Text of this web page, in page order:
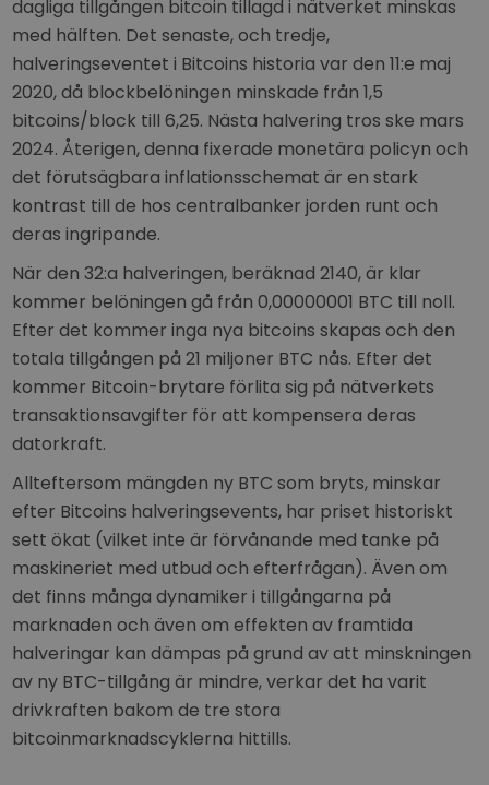
dagliga tillgången bitcoin tillagd i nätverket minskas
med hälften. Det senaste, och tredje,
halveringseventet i Bitcoins historia var den 11:e maj
2020, då blockbelöningen minskade från 1,5
bitcoins/block till 6,25. Nästa halvering tros ske mars
2024. Återigen, denna fixerade monetära policyn och
det förutsägbara inflationsschemat är en stark
kontrast till de hos centralbanker jorden runt och
deras ingripande.
När den 32:a halveringen, beräknad 2140, är klar
kommer belöningen gå från 0,00000001 BTC till noll.
Efter det kommer inga nya bitcoins skapas och den
totala tillgången på 21 miljoner BTC nås. Efter det
kommer Bitcoin-brytare förlita sig på nätverkets
transaktionsavgifter för att kompensera deras
datorkraft.
Allteftersom mängden ny BTC som bryts, minskar
efter Bitcoins halveringsevents, har priset historiskt
sett ökat (vilket inte är förvånande med tanke på
maskineriet med utbud och efterfrågan). Även om
det finns många dynamiker i tillgångarna på
marknaden och även om effekten av framtida
halveringar kan dämpas på grund av att minskningen
av ny BTC-tillgång är mindre, verkar det ha varit
drivkraften bakom de tre stora
bitcoinmarknadscyklerna hittills.